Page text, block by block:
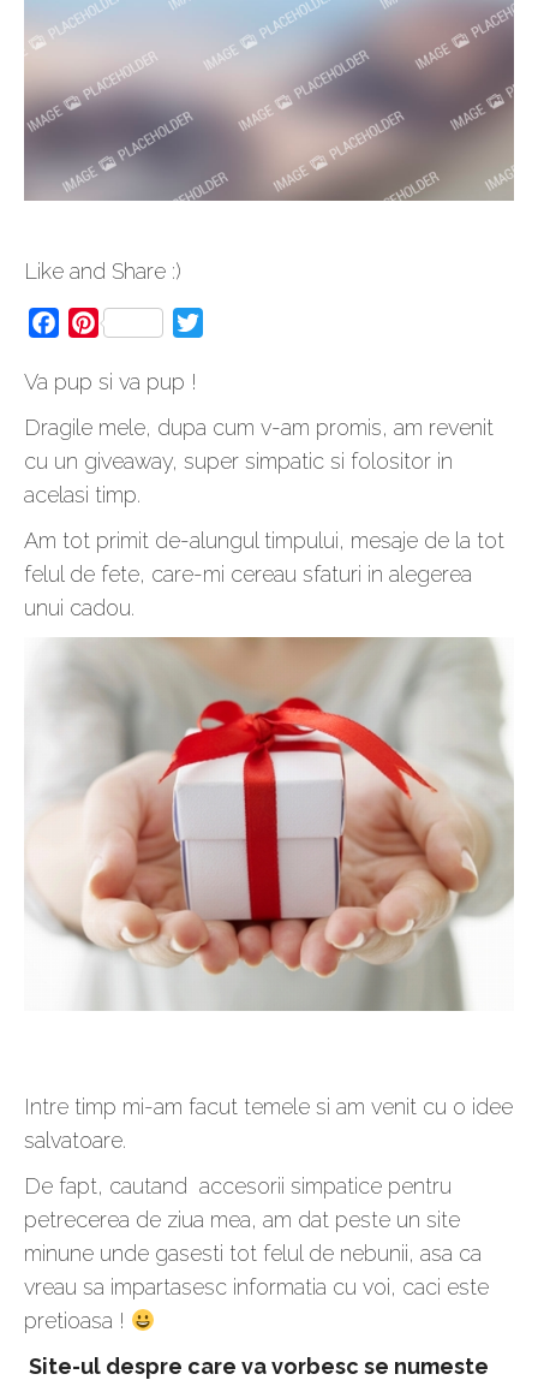
Like and Share :)
FacebookPinterest
Va pup si va pup !
Dragile mele, dupa cum v-am promis, am revenit
cu un giveaway, super simpatic si folositor in
acelasi timp.
Am tot primit de-alungul timpului, mesaje de la tot
felul de fete, care-mi cereau sfaturi in alegerea
unui cadou.
Intre timp mi-am facut temele si am venit cu o idee
salvatoare.
De fapt, cautand accesorii simpatice pentru
petrecerea de ziua mea, am dat peste un site
minune unde gasesti tot felul de nebunii, asa ca
vreau sa impartasesc informatia cu voi, caci este
pretioasa !
Site-ul despre care va vorbesc se numeste